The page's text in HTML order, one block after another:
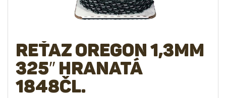
Reťaz OREGON 1,3mm
325″ hranatá
1848čl.